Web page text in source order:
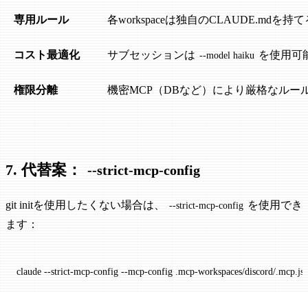
専用ルール 各workspaceは独自のCLAUDE.mdを持て
コスト最適化 サブセッションは --model haiku を使用可
権限分離 機密MCP（DBなど）により厳格なルー
7. 代替案： --strict-mcp-config
git initを使用したくない場合は、 --strict-mcp-config を使用でき
ます：
claude --strict-mcp-config --mcp-config .mcp-workspaces/discord/